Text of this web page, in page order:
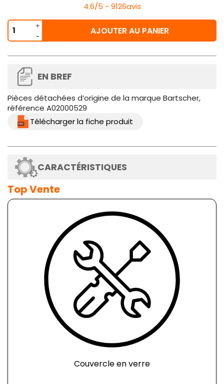
4.6/5 - 9126avis
AJOUTER AU PANIER
EN BREF
Pièces détachées d’origine de la marque Bartscher,
référence A02000529
Télécharger la fiche produit
CARACTÉRISTIQUES
Top Vente
Couvercle en verre